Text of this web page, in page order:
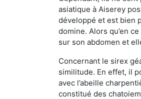
asiatique à Aiserey
développé et est bien
domine. Alors qu’en
sur son abdomen et
Concernant le sirex
similitude. En effet, il
avec l’abeille
constitué des